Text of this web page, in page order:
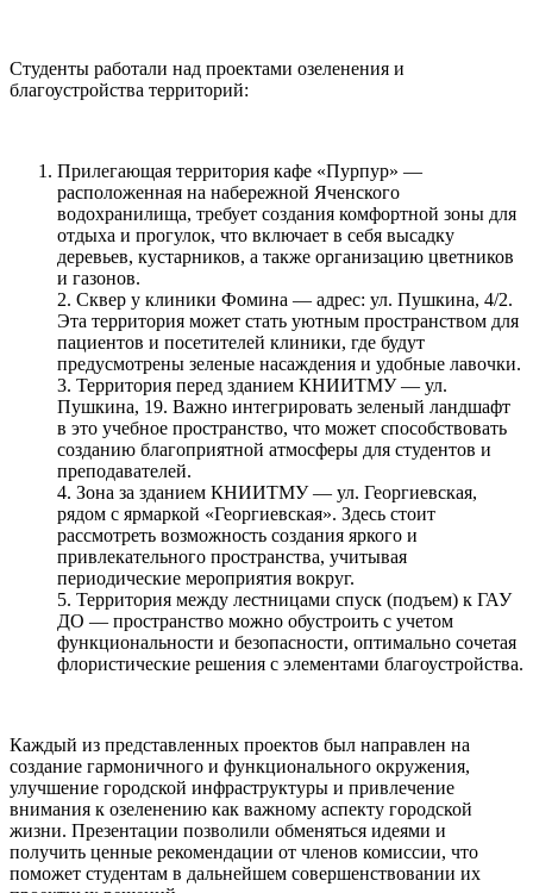
Студенты работали над проектами озеленения и
благоустройства территорий:
Прилегающая территория кафе «Пурпур» —
расположенная на набережной Яченского
водохранилища, требует создания комфортной зоны для
отдыха и прогулок, что включает в себя высадку
деревьев, кустарников, а также организацию цветников
и газонов.
2. Сквер у клиники Фомина — адрес: ул. Пушкина, 4/2.
Эта территория может стать уютным пространством для
пациентов и посетителей клиники, где будут
предусмотрены зеленые насаждения и удобные лавочки.
3. Территория перед зданием КНИИТМУ — ул.
Пушкина, 19. Важно интегрировать зеленый ландшафт
в это учебное пространство, что может способствовать
созданию благоприятной атмосферы для студентов и
преподавателей.
4. Зона за зданием КНИИТМУ — ул. Георгиевская,
рядом с ярмаркой «Георгиевская». Здесь стоит
рассмотреть возможность создания яркого и
привлекательного пространства, учитывая
периодические мероприятия вокруг.
5. Территория между лестницами спуск (подъем) к ГАУ
ДО — пространство можно обустроить с учетом
функциональности и безопасности, оптимально сочетая
флористические решения с элементами благоустройства.
Каждый из представленных проектов был направлен на
создание гармоничного и функционального окружения,
улучшение городской инфраструктуры и привлечение
внимания к озеленению как важному аспекту городской
жизни. Презентации позволили обменяться идеями и
получить ценные рекомендации от членов комиссии, что
поможет студентам в дальнейшем совершенствовании их